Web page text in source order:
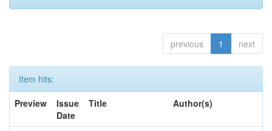
previous 1 next
Item hits:
Preview
Issue
Date
Title Author(s)